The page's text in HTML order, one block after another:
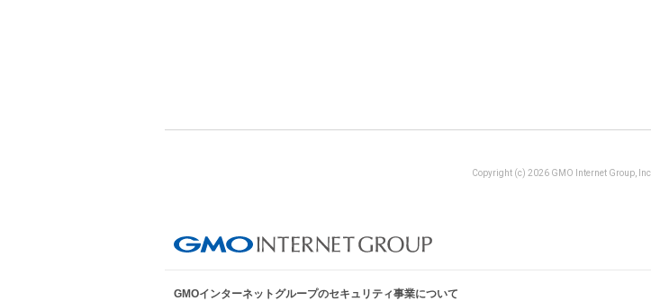
Copyright (c) 2026 GMO Internet Group,
GMOインターネットグループのセキュリティ事業について